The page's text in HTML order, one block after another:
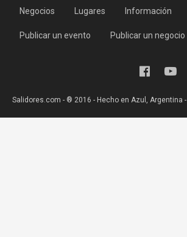
Negocios Lugares Información
Publicar un evento Publicar un negocio
Salidores.com - ® 2016 - Hecho en Azul, Argentina -